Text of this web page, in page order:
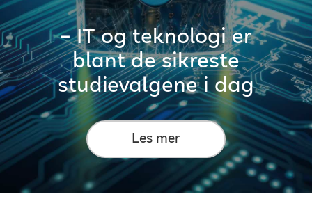
– IT og teknologi er
blant de sikreste
studievalgene i dag
Les mer